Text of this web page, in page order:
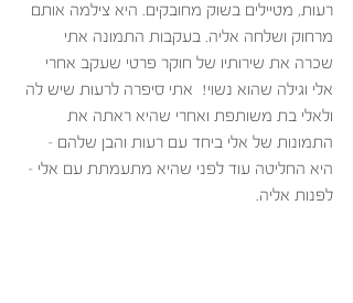
רעות, מטיילים בשוק מחובקים. היא צילמה אותם
מרחוק ושלחה אליה. בעקבות התמונה אתי
שכרה את שירותיו של חוקר פרטי שעקב אחרי
אלי וגילה שהוא נשוי!  אתי סיפרה לרעות שיש לה
ולאלי בת משותפת ואחרי שהיא ראתה את
התמונות של אלי ביחד עם רעות והבן שלהם –
היא החליטה עוד לפני שהיא מתעמתת עם אלי –
לפנות אליה.